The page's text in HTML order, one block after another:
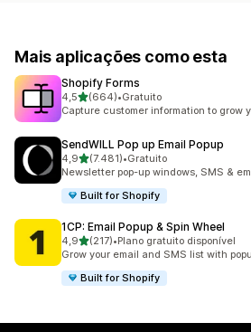
Mais aplicações como esta
Shopify Forms
4,5de 5 estrelas
(664)
664 total de avaliações
•Gratuito
Capture customer information to grow
SendWILL Pop up Email Popup
4,9de 5 estrelas
(7.481)
7481 total de avaliações
•Gratuito
Newsletter pop-up windows, SMS &
Built for Shopify
1CP: Email Popup & Spin Wheel
4,9de 5 estrelas
(217)
217 total de avaliações
•Plano gratuito disponível
Grow your email and SMS list with
Built for Shopify